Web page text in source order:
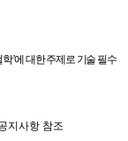
학’에 대한 주제로 기술 필수
지사항 참조